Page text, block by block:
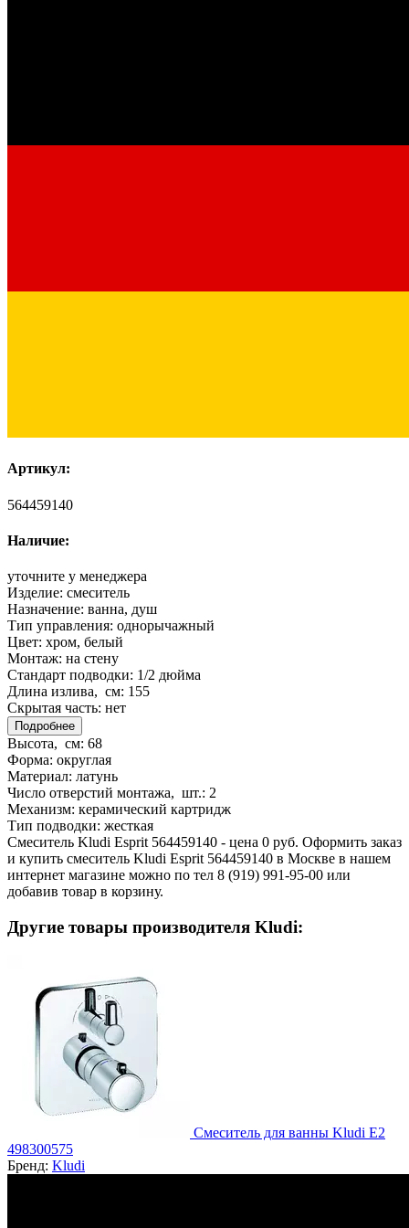
Артикул:
564459140
Наличие:
уточните у менеджера
Изделие: смеситель
Назначение: ванна, душ
Тип управления: однорычажный
Цвет: хром, белый
Монтаж: на стену
Стандарт подводки: 1/2 дюйма
Длина излива, см: 155
Скрытая часть: нет
Подробнее
Высота, см: 68
Форма: округлая
Материал: латунь
Число отверстий монтажа, шт.: 2
Механизм: керамический картридж
Тип подводки: жесткая
Смеситель Kludi Esprit 564459140 - цена 0 руб. Оформить заказ
и купить смеситель Kludi Esprit 564459140 в Москве в нашем
интернет магазине можно по тел 8 (919) 991-95-00 или
добавив товар в корзину.
Другие товары производителя Kludi:
Смеситель для ванны Kludi E2
498300575
Бренд: Kludi